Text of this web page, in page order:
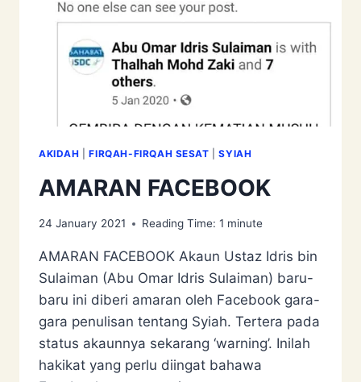
AKIDAH |FIRQAH-FIRQAH SESAT |SYIAH
AMARAN FACEBOOK
24 January 2021 Reading Time: 1 minute
AMARAN FACEBOOK Akaun Ustaz Idris bin
Sulaiman (Abu Omar Idris Sulaiman) baru-
baru ini diberi amaran oleh Facebook gara-
gara penulisan tentang Syiah. Tertera pada
status akaunnya sekarang ‘warning’. Inilah
hakikat yang perlu diingat bahawa